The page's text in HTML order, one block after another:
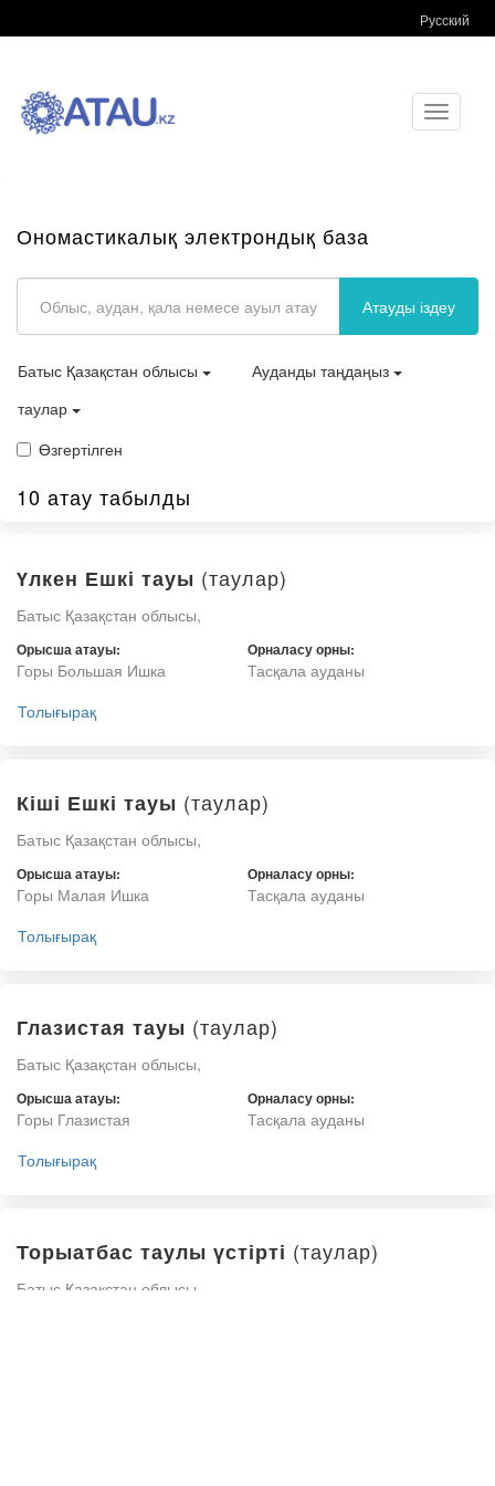
Русский
Toggle
Ономастикалық электрондық база
Атауды іздеу
Батыс Қазақстан облысы
Ауданды таңдаңыз
таулар
Өзгертілген
10 атау табылды
Үлкен Ешкі тауы (таулар)
Батыс Қазақстан облысы,
Орысша атауы:
Горы Большая Ишка
Орналасу орны:
Тасқала ауданы
Толығырақ
Кіші Ешкі тауы (таулар)
Батыс Қазақстан облысы,
Орысша атауы:
Горы Малая Ишка
Орналасу орны:
Тасқала ауданы
Толығырақ
Глазистая тауы (таулар)
Батыс Қазақстан облысы,
Орысша атауы:
Горы Глазистая
Орналасу орны:
Тасқала ауданы
Толығырақ
Торыатбас таулы үстірті (таулар)
Батыс Қазақстан облысы,